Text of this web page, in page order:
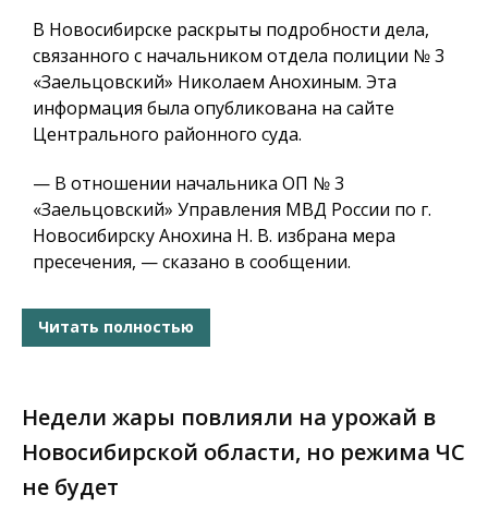
В Новосибирске раскрыты подробности дела,
связанного с начальником отдела полиции № 3
«Заельцовский» Николаем Анохиным. Эта
информация была опубликована на сайте
Центрального районного суда.
— В отношении начальника ОП № 3
«Заельцовский» Управления МВД России по г.
Новосибирску Анохина Н. В. избрана мера
пресечения, — сказано в сообщении.
Читать полностью
Недели жары повлияли на урожай в
Новосибирской области, но режима ЧС
не будет